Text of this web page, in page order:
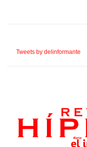
Tweets by delinformante